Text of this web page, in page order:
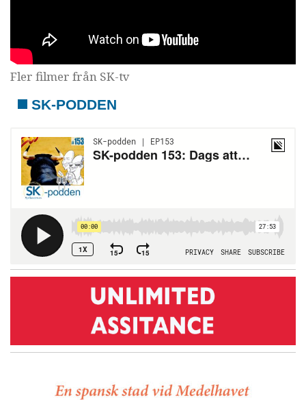
Fler filmer från SK-tv
SK-PODDEN